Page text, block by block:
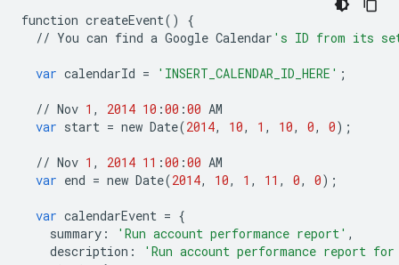
function createEvent()
{
// You can find a Google Calendar 's ID from its
var calendarId = 'INSERT_CALENDAR_ID_HERE' ;
// Nov 1 , 2014 10 :00 :00 AM
var start = new Date(2014, 10, 1 , 10, 0, 0);
// Nov 1 , 2014 11 :00 :00 AM
var end = new Date(2014, 10, 1 , 11 , 0, 0);
var calendarEvent = {
summary : 'Run account performance report' ,
description :
'Run account performance report